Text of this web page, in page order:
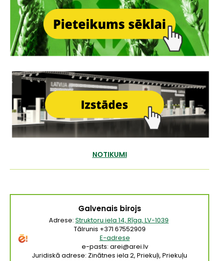
NOTIKUMI
Galvenais birojs
Adrese: Struktoru iela 14, Rīga, LV-1039
Tālrunis +371 67552909
E-adrese
e-pasts: arei@arei.lv
Juridiskā adrese: Zinātnes iela 2, Priekuļi, Priekuļu